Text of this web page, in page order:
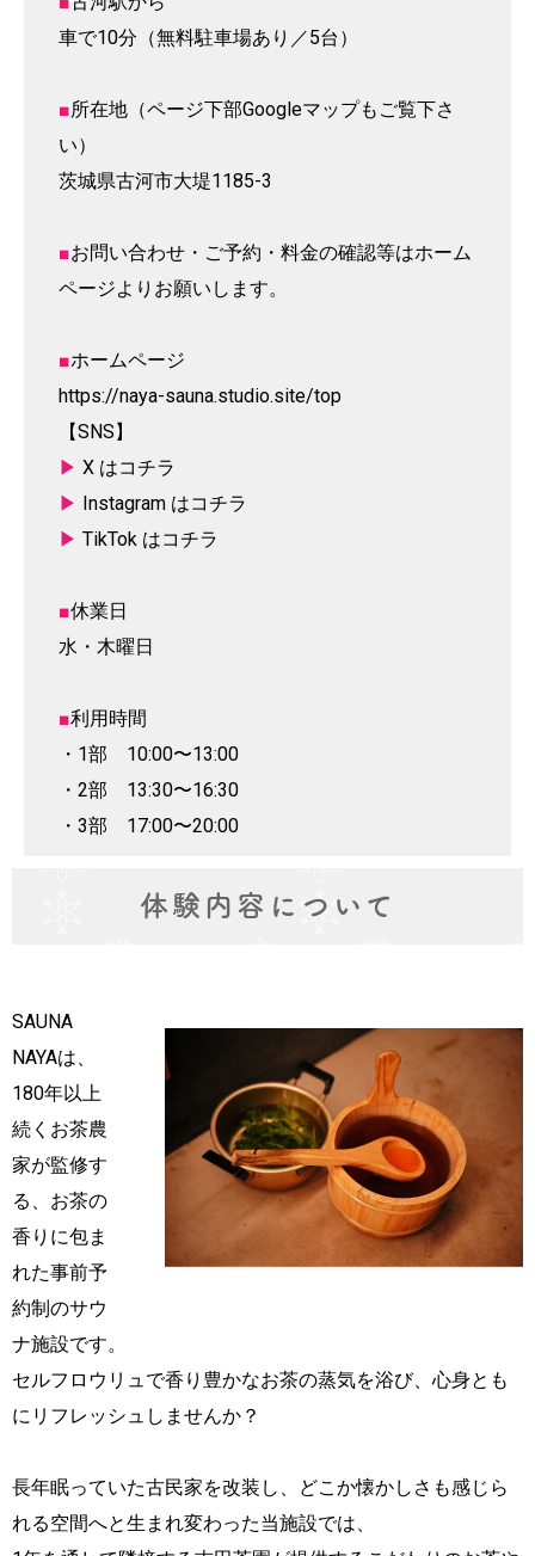
車で10分（無料駐車場あり／5台）
■所在地（ページ下部Googleマップもご覧下さ
い）
茨城県古河市大堤1185-3
■お問い合わせ・ご予約・料金の確認等はホーム
ページよりお願いします。
■ホームページ
https://naya-sauna.studio.site/top
【SNS】
▶ X はコチラ
▶ Instagram はコチラ
▶ TikTok はコチラ
■休業日
水・木曜日
■利用時間
・1部 10:00〜13:00
・2部 13:30〜16:30
・3部 17:00〜20:00
体験内容について
SAUNA
NAYAは、
180年以上
続くお茶農
家が監修す
る、お茶の
香りに包ま
れた事前予
約制のサウ
ナ施設です。
セルフロウリュで香り豊かなお茶の蒸気を浴び、心身とも
にリフレッシュしませんか？
長年眠っていた古民家を改装し、どこか懐かしさも感じら
れる空間へと生まれ変わった当施設では、